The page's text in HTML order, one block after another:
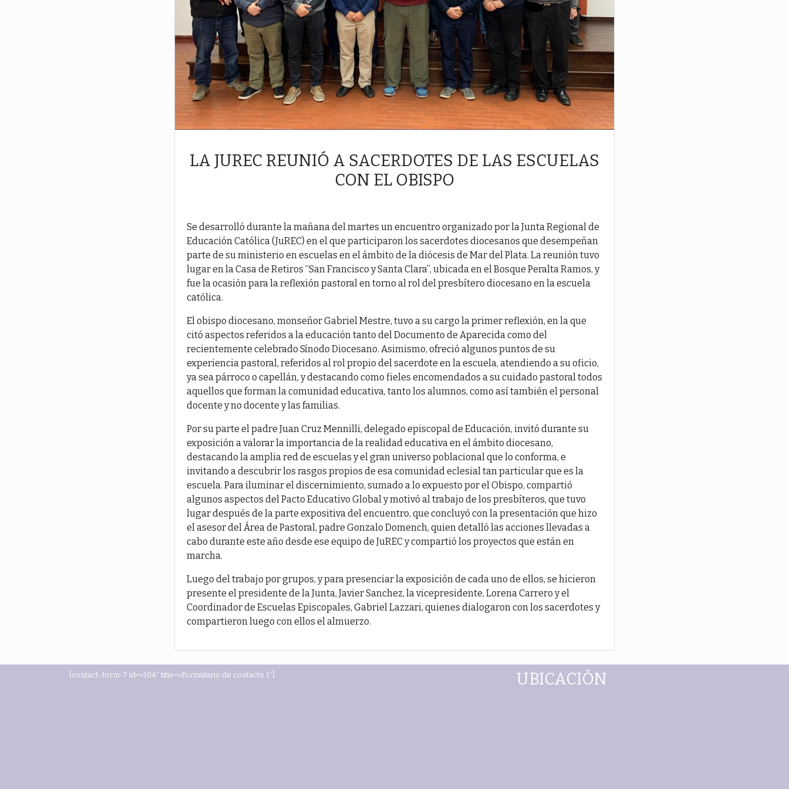
LA JUREC REUNIÓ A SACERDOTES DE LAS ESCUELAS
CON EL OBISPO
Se desarrolló durante la mañana del martes un encuentro organizado por la Junta Regional de
Educación Católica (JuREC) en el que participaron los sacerdotes diocesanos que desempeñan
parte de su ministerio en escuelas en el ámbito de la diócesis de Mar del Plata. La reunión tuvo
lugar en la Casa de Retiros “San Francisco y Santa Clara”, ubicada en el Bosque Peralta Ramos, y
fue la ocasión para la reflexión pastoral en torno al rol del presbítero diocesano en la escuela
católica.
El obispo diocesano, monseñor Gabriel Mestre, tuvo a su cargo la primer reflexión, en la que
citó aspectos referidos a la educación tanto del Documento de Aparecida como del
recientemente celebrado Sínodo Diocesano. Asimismo, ofreció algunos puntos de su
experiencia pastoral, referidos al rol propio del sacerdote en la escuela, atendiendo a su oficio,
ya sea párroco o capellán, y destacando como fieles encomendados a su cuidado pastoral todos
aquellos que forman la comunidad educativa, tanto los alumnos, como así también el personal
docente y no docente y las familias.
Por su parte el padre Juan Cruz Mennilli, delegado episcopal de Educación, invitó durante su
exposición a valorar la importancia de la realidad educativa en el ámbito diocesano,
destacando la amplia red de escuelas y el gran universo poblacional que lo conforma, e
invitando a descubrir los rasgos propios de esa comunidad eclesial tan particular que es la
escuela. Para iluminar el discernimiento, sumado a lo expuesto por el Obispo, compartió
algunos aspectos del Pacto Educativo Global y motivó al trabajo de los presbíteros, que tuvo
lugar después de la parte expositiva del encuentro, que concluyó con la presentación que hizo
el asesor del Área de Pastoral, padre Gonzalo Domench, quien detalló las acciones llevadas a
cabo durante este año desde ese equipo de JuREC y compartió los proyectos que están en
marcha.
Luego del trabajo por grupos, y para presenciar la exposición de cada uno de ellos, se hicieron
presente el presidente de la Junta, Javier Sanchez, la vicepresidente, Lorena Carrero y el
Coordinador de Escuelas Episcopales, Gabriel Lazzari, quienes dialogaron con los sacerdotes y
compartieron luego con ellos el almuerzo.
[contact-form-7 id=»104″ title=»Formulario de contacto 1″] UBICACIÓN